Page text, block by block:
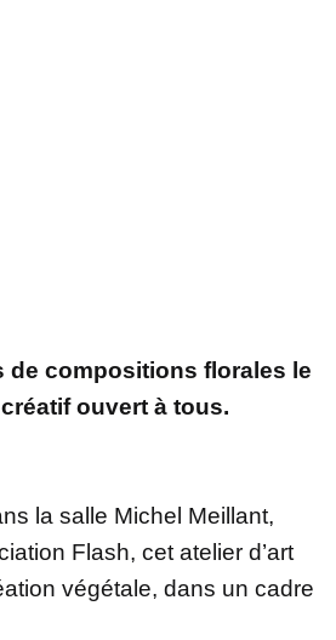
de compositions florales le
ouvert à tous.
la salle Michel Meillant,
Flash, cet atelier d’art
végétale, dans un cadre